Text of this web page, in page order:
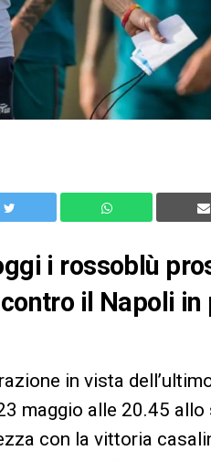
i rossoblù
il Napoli
in vista
maggio alle 20.45
con la vittoria